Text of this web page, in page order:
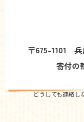
〒675-1101
寄付
どうしても連絡し